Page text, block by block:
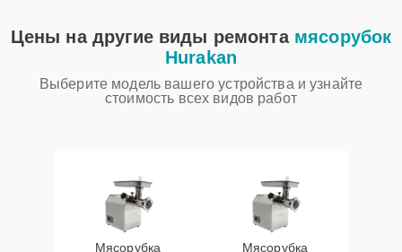
Цены на другие виды ремонта мясорубок
Hurakan
Выберите модель вашего устройства и узнайте
стоимость всех видов работ
Мясорубка Мясорубка